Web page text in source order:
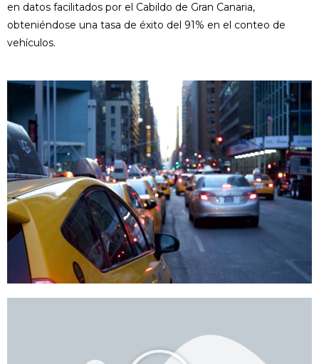
en datos facilitados por el Cabildo de Gran Canaria,
obteniéndose una tasa de éxito del 91% en el conteo de
vehículos.